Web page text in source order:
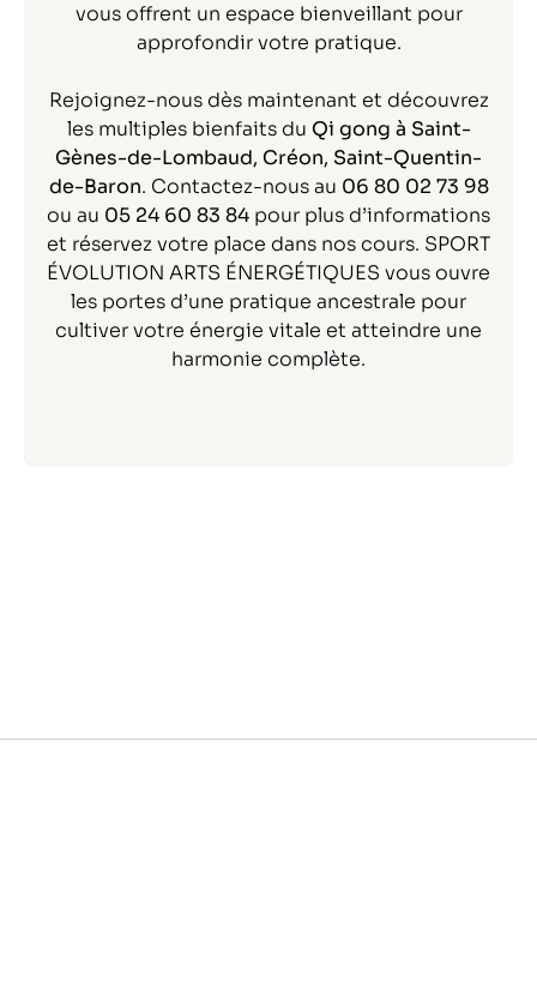
vous offrent un espace bienveillant pour
approfondir votre pratique.
Rejoignez-nous dès maintenant et découvrez
les multiples bienfaits du Qi gong à Saint-
Gènes-de-Lombaud, Créon, Saint-Quentin-
de-Baron. Contactez-nous au 06 80 02 73 98
ou au 05 24 60 83 84 pour plus d’informations
et réservez votre place dans nos cours. SPORT
ÉVOLUTION ARTS ÉNERGÉTIQUES vous ouvre
les portes d’une pratique ancestrale pour
cultiver votre énergie vitale et atteindre une
harmonie complète.